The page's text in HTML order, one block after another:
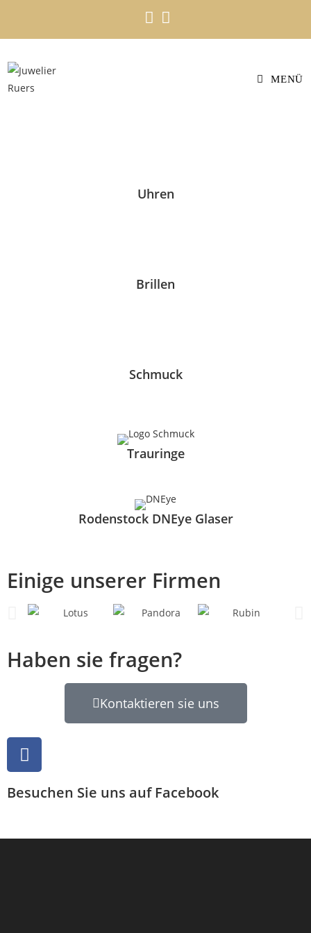
MENÜ
Uhren
Brillen
Schmuck
Trauringe
Rodenstock DNEye Glaser
Einige unserer Firmen
Haben sie fragen?
Kontaktieren sie uns
Besuchen Sie uns auf Facebook